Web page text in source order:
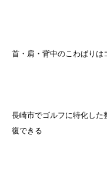
首・肩・背中のこわばりは
長崎市でゴルフに特化した
復できる